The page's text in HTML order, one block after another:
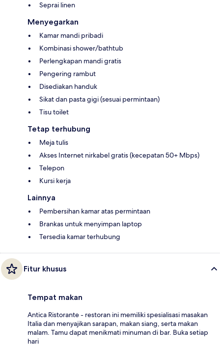
Seprai linen
Menyegarkan
Kamar mandi pribadi
Kombinasi shower/bathtub
Perlengkapan mandi gratis
Pengering rambut
Disediakan handuk
Sikat dan pasta gigi (sesuai permintaan)
Tisu toilet
Tetap terhubung
Meja tulis
Akses Internet nirkabel gratis (kecepatan 50+ Mbps)
Telepon
Kursi kerja
Lainnya
Pembersihan kamar atas permintaan
Brankas untuk menyimpan laptop
Tersedia kamar terhubung
Fitur khusus
Tempat makan
Antica Ristorante - restoran ini memiliki spesialisasi masakan
Italia dan menyajikan sarapan, makan siang, serta makan
malam. Tamu dapat menikmati minuman di bar. Buka setiap
hari